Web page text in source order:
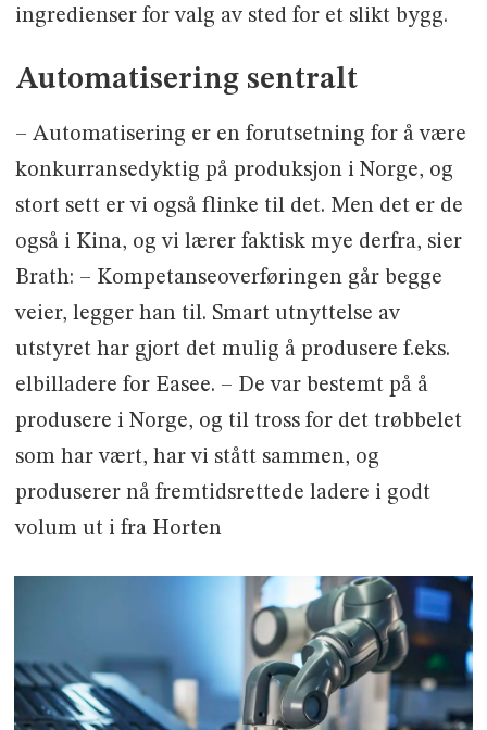
ingredienser for valg av sted for et slikt bygg.
Automatisering sentralt
– Automatisering er en forutsetning for å være
konkurransedyktig på produksjon i Norge, og
stort sett er vi også flinke til det. Men det er de
også i Kina, og vi lærer faktisk mye derfra, sier
Brath: – Kompetanseoverføringen går begge
veier, legger han til. Smart utnyttelse av
utstyret har gjort det mulig å produsere f.eks.
elbilladere for Easee. – De var bestemt på å
produsere i Norge, og til tross for det trøbbelet
som har vært, har vi stått sammen, og
produserer nå fremtidsrettede ladere i godt
volum ut i fra Horten